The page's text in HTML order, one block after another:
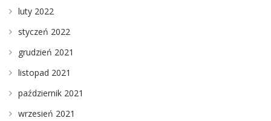
luty 2022
styczeń 2022
grudzień 2021
listopad 2021
październik 2021
wrzesień 2021